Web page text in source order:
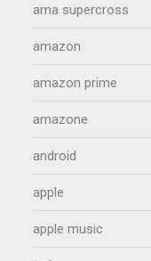
ama supercross
amazon
amazon prime
amazone
android
apple
apple music